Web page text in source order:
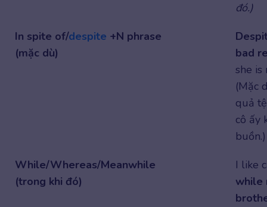
đó.)
In spite of/despite +N phrase
(mặc dù)
bad
she is
(Mặc
quả
cô ấy
buồn.)
While/Whereas/Meanwhile
(trong khi đó)
I like
while